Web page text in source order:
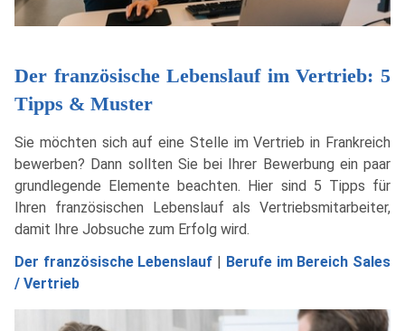
Der französische Lebenslauf im Vertrieb: 5
Tipps & Muster
Sie möchten sich auf eine Stelle im Vertrieb in Frankreich
bewerben? Dann sollten Sie bei Ihrer Bewerbung ein paar
grundlegende Elemente beachten. Hier sind 5 Tipps für
Ihren französischen Lebenslauf als Vertriebsmitarbeiter,
damit Ihre Jobsuche zum Erfolg wird.
Der französische Lebenslauf | Berufe im Bereich Sales
/ Vertrieb